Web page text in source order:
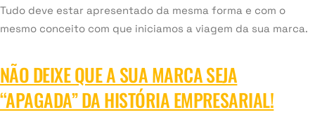
Tudo deve estar apresentado da mesma forma e com o
mesmo conceito com que iniciamos a viagem da sua marca.
NÃO DEIXE QUE A SUA MARCA SEJA
“APAGADA” DA HISTÓRIA EMPRESARIAL!